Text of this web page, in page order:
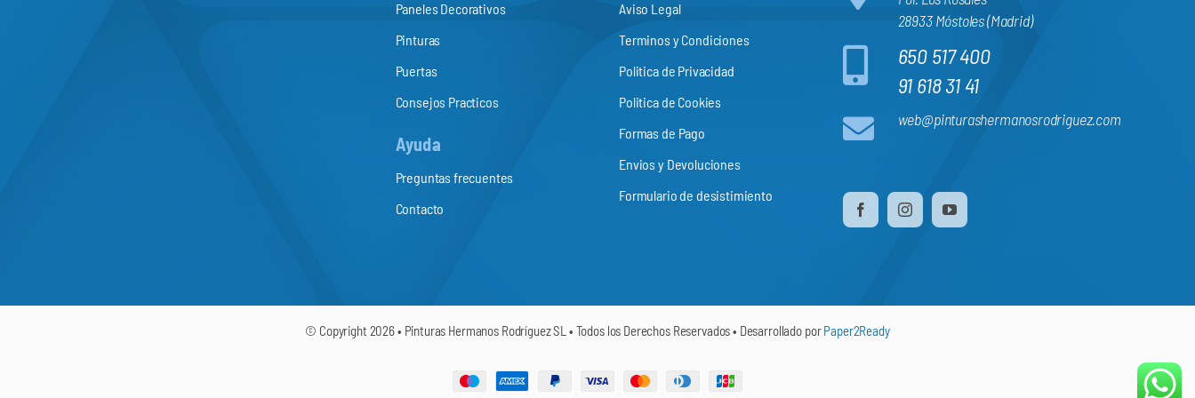
Paneles Decorativos
Pinturas
Puertas
Consejos Practicos
Ayuda
Preguntas frecuentes
Contacto
Aviso Legal
Terminos y Condiciones
Politica de Privacidad
Politica de Cookies
Formas de Pago
Envios y Devoluciones
Formulario de desistimiento
28933 Móstoles (Madrid)
650 517 400
91 618 31 41
web@pinturashermanosrodriguez.com
© Copyright 2026 • Pinturas Hermanos Rodríguez SL • Todos los Derechos Reservados • Desarrollado porPaper2Ready